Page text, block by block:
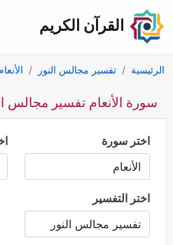
القرآن الكريم
الرئيسية تفسير مجالس النور
سورة الأنعام تفسير مجالس
اختر سورة
اختر التفسير